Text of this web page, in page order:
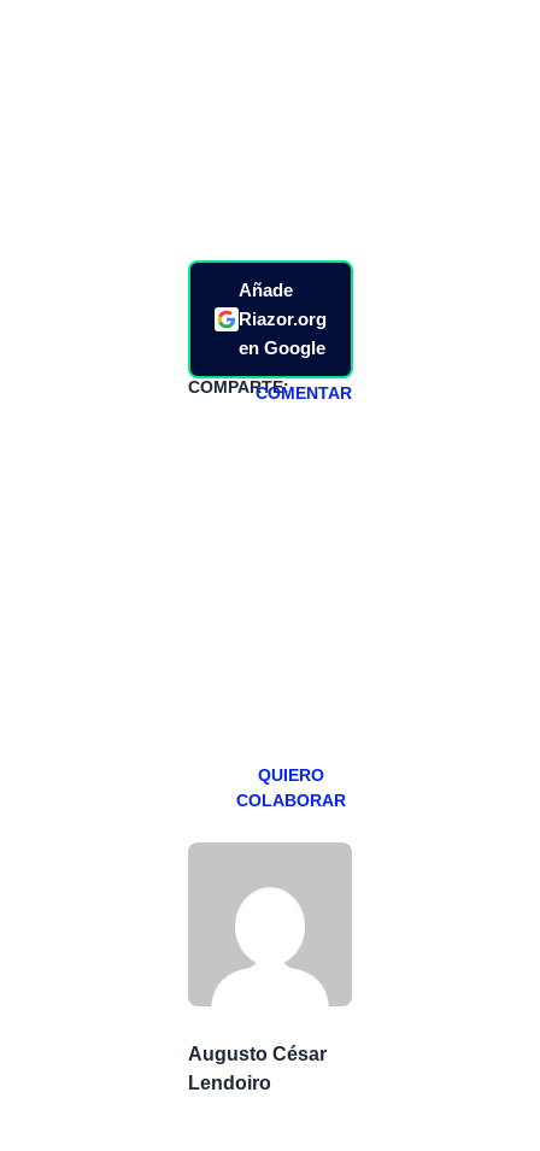
Añade
Riazor.org
en Google
COMPARTE:COMENTAR
QUIERO
COLABORAR
Augusto César
Lendoiro